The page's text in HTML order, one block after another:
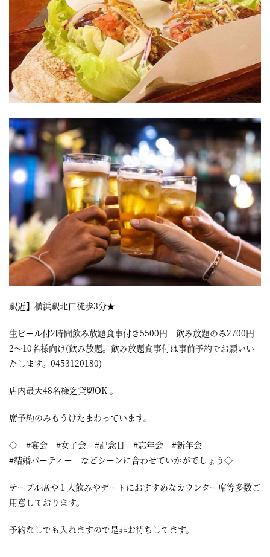
駅近】横浜駅北口徒歩3分★
生ビール付2時間飲み放題食事付き5500円 飲み放題のみ2700円
2～10名様向け(飲み放題。飲み放題食事付は事前予約でお願いい
たします。0453120180)
店内最大48名様迄貸切OK 。
席予約のみもうけたまわっています。
◇ #宴会 #女子会 #記念日 #忘年会 #新年会
#結婚パーティー などシーンに合わせていかがでしょう◇
テーブル席や１人飲みやデートにおすすめなカウンター席等多数ご
用意しております。
予約なしでも入れますので是非お待ちしてます。